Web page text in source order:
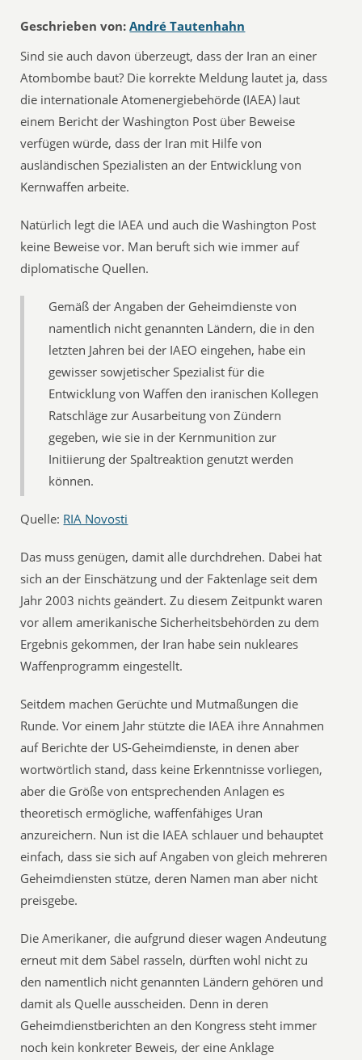
Geschrieben von: André Tautenhahn
Sind sie auch davon überzeugt, dass der Iran an einer
Atombombe baut? Die korrekte Meldung lautet ja, dass
die internationale Atomenergiebehörde (IAEA) laut
einem Bericht der Washington Post über Beweise
verfügen würde, dass der Iran mit Hilfe von
ausländischen Spezialisten an der Entwicklung von
Kernwaffen arbeite.
Natürlich legt die IAEA und auch die Washington Post
keine Beweise vor. Man beruft sich wie immer auf
diplomatische Quellen.
Gemäß der Angaben der Geheimdienste von
namentlich nicht genannten Ländern, die in den
letzten Jahren bei der IAEO eingehen, habe ein
gewisser sowjetischer Spezialist für die
Entwicklung von Waffen den iranischen Kollegen
Ratschläge zur Ausarbeitung von Zündern
gegeben, wie sie in der Kernmunition zur
Initiierung der Spaltreaktion genutzt werden
können.
Quelle: RIA Novosti
Das muss genügen, damit alle durchdrehen. Dabei hat
sich an der Einschätzung und der Faktenlage seit dem
Jahr 2003 nichts geändert. Zu diesem Zeitpunkt waren
vor allem amerikanische Sicherheitsbehörden zu dem
Ergebnis gekommen, der Iran habe sein nukleares
Waffenprogramm eingestellt.
Seitdem machen Gerüchte und Mutmaßungen die
Runde. Vor einem Jahr stützte die IAEA ihre Annahmen
auf Berichte der US-Geheimdienste, in denen aber
wortwörtlich stand, dass keine Erkenntnisse vorliegen,
aber die Größe von entsprechenden Anlagen es
theoretisch ermögliche, waffenfähiges Uran
anzureichern. Nun ist die IAEA schlauer und behauptet
einfach, dass sie sich auf Angaben von gleich mehreren
Geheimdiensten stütze, deren Namen man aber nicht
preisgebe.
Die Amerikaner, die aufgrund dieser wagen Andeutung
erneut mit dem Säbel rasseln, dürften wohl nicht zu
den namentlich nicht genannten Ländern gehören und
damit als Quelle ausscheiden. Denn in deren
Geheimdienstberichten an den Kongress steht immer
noch kein konkreter Beweis, der eine Anklage